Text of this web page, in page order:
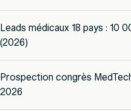
Leads médicaux 18 pays : 10
(2026)
Prospection congrès
2026